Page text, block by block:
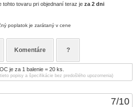
7/10
tohto tovaru pri objednaní teraz je za 2 dni
poplatok je zarátaný v cene
Komentáre ?
je za 1 balenie = 20 ks.
popisy a špecifikácie bez predošlého upozornenia)